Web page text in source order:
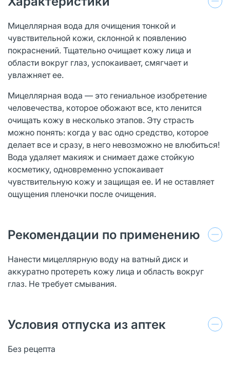
Мицеллярная вода для очищения тонкой и
чувствительной кожи, склонной к появлению
покраснений. Тщательно очищает кожу лица и
области вокруг глаз, успокаивает, смягчает и
увлажняет ее.
Мицеллярная вода — это гениальное изобретение
человечества, которое обожают все, кто ленится
очищать кожу в несколько этапов. Эту страсть
можно понять: когда у вас одно средство, которое
делает все и сразу, в него невозможно не влюбиться!
Вода удаляет макияж и снимает даже стойкую
косметику, одновременно успокаивает
чувствительную кожу и защищая ее. И не оставляет
ощущения пленочки после очищения.
Рекомендации по применению
Нанести мицеллярную воду на ватный диск и
аккуратно протереть кожу лица и область вокруг
глаз. Не требует смывания.
Условия отпуска из аптек
Без рецепта